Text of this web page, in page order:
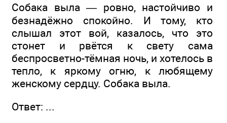
Собака выла — ровно, настойчиво и
безнадёжно спокойно. И тому, кто
слышал этот вой, казалось, что это
стонет и рвётся к свету сама
беспросветно-тёмная ночь, и хотелось в
тепло, к яркому огню, к любящему
женскому сердцу. Собака выла.
Ответ: ...